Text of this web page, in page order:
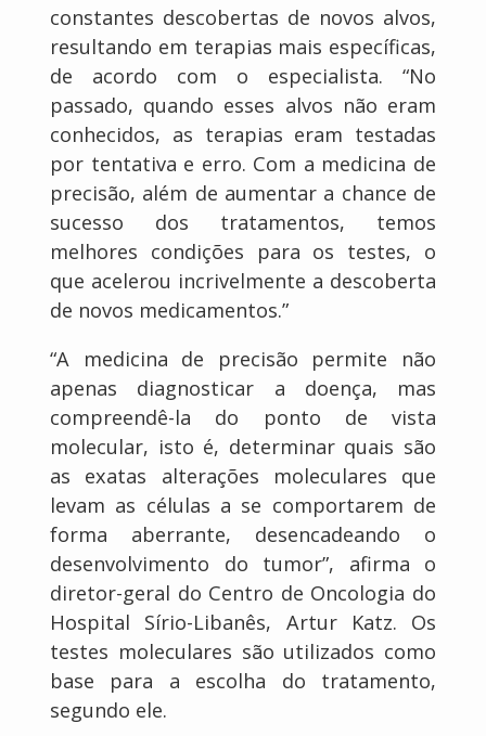
constantes descobertas de novos alvos,
resultando em terapias mais específicas,
de acordo com o especialista. “No
passado, quando esses alvos não eram
conhecidos, as terapias eram testadas
por tentativa e erro. Com a medicina de
precisão, além de aumentar a chance de
sucesso dos tratamentos, temos
melhores condições para os testes, o
que acelerou incrivelmente a descoberta
de novos medicamentos.”
“A medicina de precisão permite não
apenas diagnosticar a doença, mas
compreendê-la do ponto de vista
molecular, isto é, determinar quais são
as exatas alterações moleculares que
levam as células a se comportarem de
forma aberrante, desencadeando o
desenvolvimento do tumor”, afirma o
diretor-geral do Centro de Oncologia do
Hospital Sírio-Libanês, Artur Katz. Os
testes moleculares são utilizados como
base para a escolha do tratamento,
segundo ele.